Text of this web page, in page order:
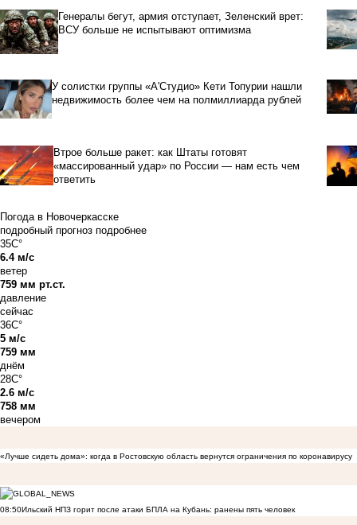
Генералы бегут, армия отступает, Зеленский врет:
ВСУ больше не испытывают оптимизма
У солистки группы «А'Студио» Кети Топурии нашли
недвижимость более чем на полмиллиарда рублей
Втрое больше ракет: как Штаты готовят
«массированный удар» по России — нам есть чем
ответить
Погода в Новочеркасске
подробный прогноз подробнее
35C°
6.4 м/с
ветер
759 мм рт.ст.
давление
сейчас
36C°
5 м/с
759 мм
днём
28C°
2.6 м/с
758 мм
вечером
«Лучше сидеть дома»: когда в Ростовскую область вернутся ограничения по коронавирусу
08:50Ильский НПЗ горит после атаки БПЛА на Кубань: ранены пять человек